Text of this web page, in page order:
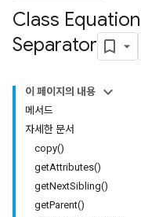
Class Equation
Separator
이 페이지의 내용
메서드
자세한 문서
copy()
getAttributes()
getNextSibling()
getParent()